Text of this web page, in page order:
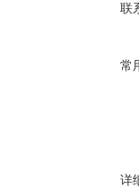
联
常
详